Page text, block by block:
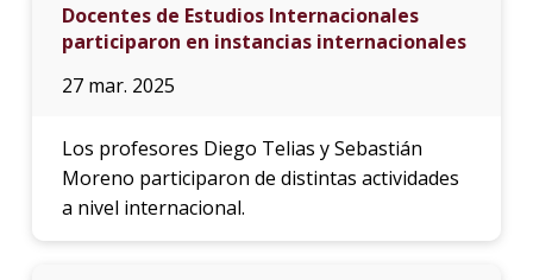
Docentes de Estudios Internacionales
participaron en instancias internacionales
27 mar. 2025
Los profesores Diego Telias y Sebastián
Moreno participaron de distintas actividades
a nivel internacional.